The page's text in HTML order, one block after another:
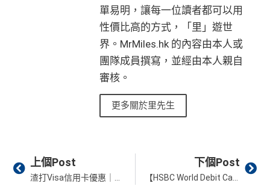
單易明，讓每一位讀者都可以用
性價比高的方式，「里」遊世
界。MrMiles.hk 的內容由本人或
團隊成員撰寫，並經由本人親自
審核。
更多關於里先生
Prev
上個Post
渣打Visa信用卡優惠｜全港食肆、指定百貨公司及戲院簽賬高達8%現金回贈 ！
下個Post
【HSBC World Debit Card 點用？】滙豐Mastercard扣賬卡海外簽賬0%手賺費再賺0.4%現金回贈！永久免年費！入錢/海外提款/匯率教學2026